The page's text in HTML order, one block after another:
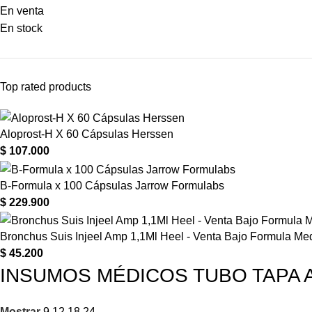
En venta
En stock
Top rated products
Aloprost-H X 60 Cápsulas Herssen
$ 107.000
B-Formula x 100 Cápsulas Jarrow Formulabs
$ 229.900
Bronchus Suis Injeel Amp 1,1Ml Heel - Venta Bajo Formula
$ 45.200
INSUMOS MÉDICOS TUBO TAPA